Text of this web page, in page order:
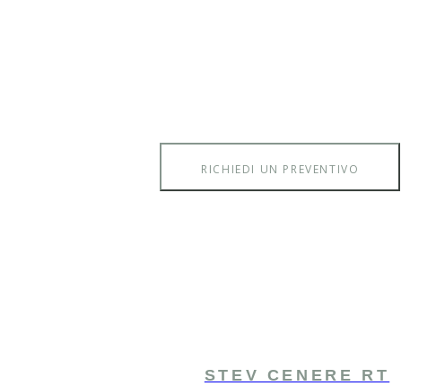
RICHIEDI UN PREVENTIVO
STEV CENERE RT